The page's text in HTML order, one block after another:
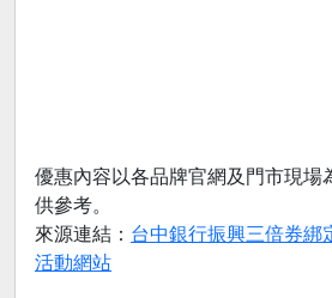
優惠內容以各品牌官網及門市現場
供參考。
來源連結： 台中銀行振興三倍券綁
活動網站